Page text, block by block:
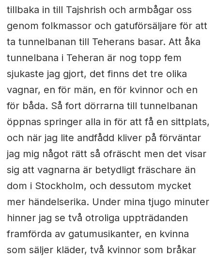
tillbaka in till Tajshrish och armbågar oss
genom folkmassor och gatuförsäljare för att
ta tunnelbanan till Teherans basar. Att åka
tunnelbana i Teheran är nog topp fem
sjukaste jag gjort, det finns det tre olika
vagnar, en för män, en för kvinnor och en
för båda. Så fort dörrarna till tunnelbanan
öppnas springer alla in för att få en sittplats,
och när jag lite andfådd kliver på förväntar
jag mig något rätt så ofräscht men det visar
sig att vagnarna är betydligt fräschare än
dom i Stockholm, och dessutom mycket
mer händelserika. Under mina tjugo minuter
hinner jag se två otroliga uppträdanden
framförda av gatumusikanter, en kvinna
som säljer kläder, två kvinnor som bråkar